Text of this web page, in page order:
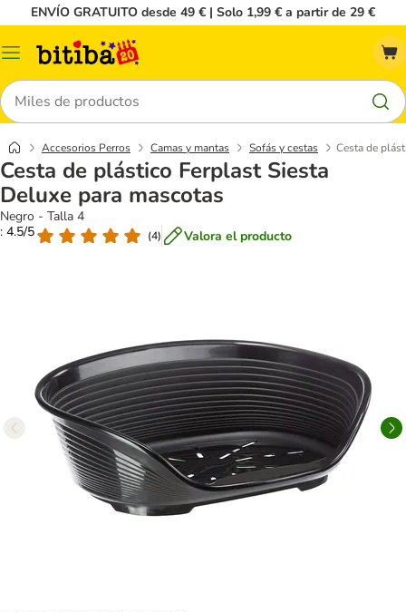
ENVÍO GRATUITO desde 49 € | Solo 1,99 € a partir de 29 €
Menú
Buscar
Accesorios Perros Camas y mantas Sofás y cestas Cesta de
Cesta de plástico Ferplast Siesta
Deluxe para mascotas
Negro - Talla 4
: 4.5/5
(4) Valora el producto